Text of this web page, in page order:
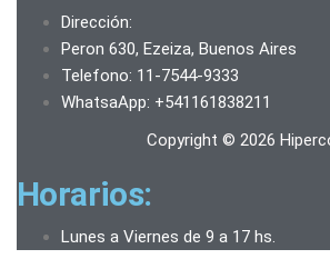
Dirección:
Peron 630, Ezeiza, Buenos Aires
Telefono: 11-7544-9333
WhatsaApp: +541161838211
Copyright © 2026
Horarios:
Lunes a Viernes de 9 a 17 hs.